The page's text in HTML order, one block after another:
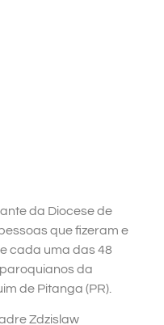
da Diocese de
que fizeram e
cada uma das 48
da
de Pitanga (PR).
Zdzislaw